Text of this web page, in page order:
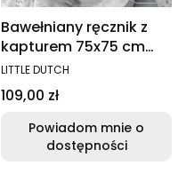
Bawełniany ręcznik z
kapturem 75x75 cm
Forest Wonders
PRODUCENT
LITTLE DUTCH
Cena
109,00 zł
Powiadom mnie o
dostępności